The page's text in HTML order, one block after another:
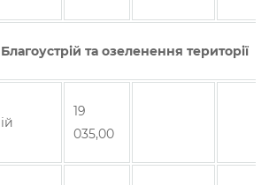
та озеленення територiї
19
035,00